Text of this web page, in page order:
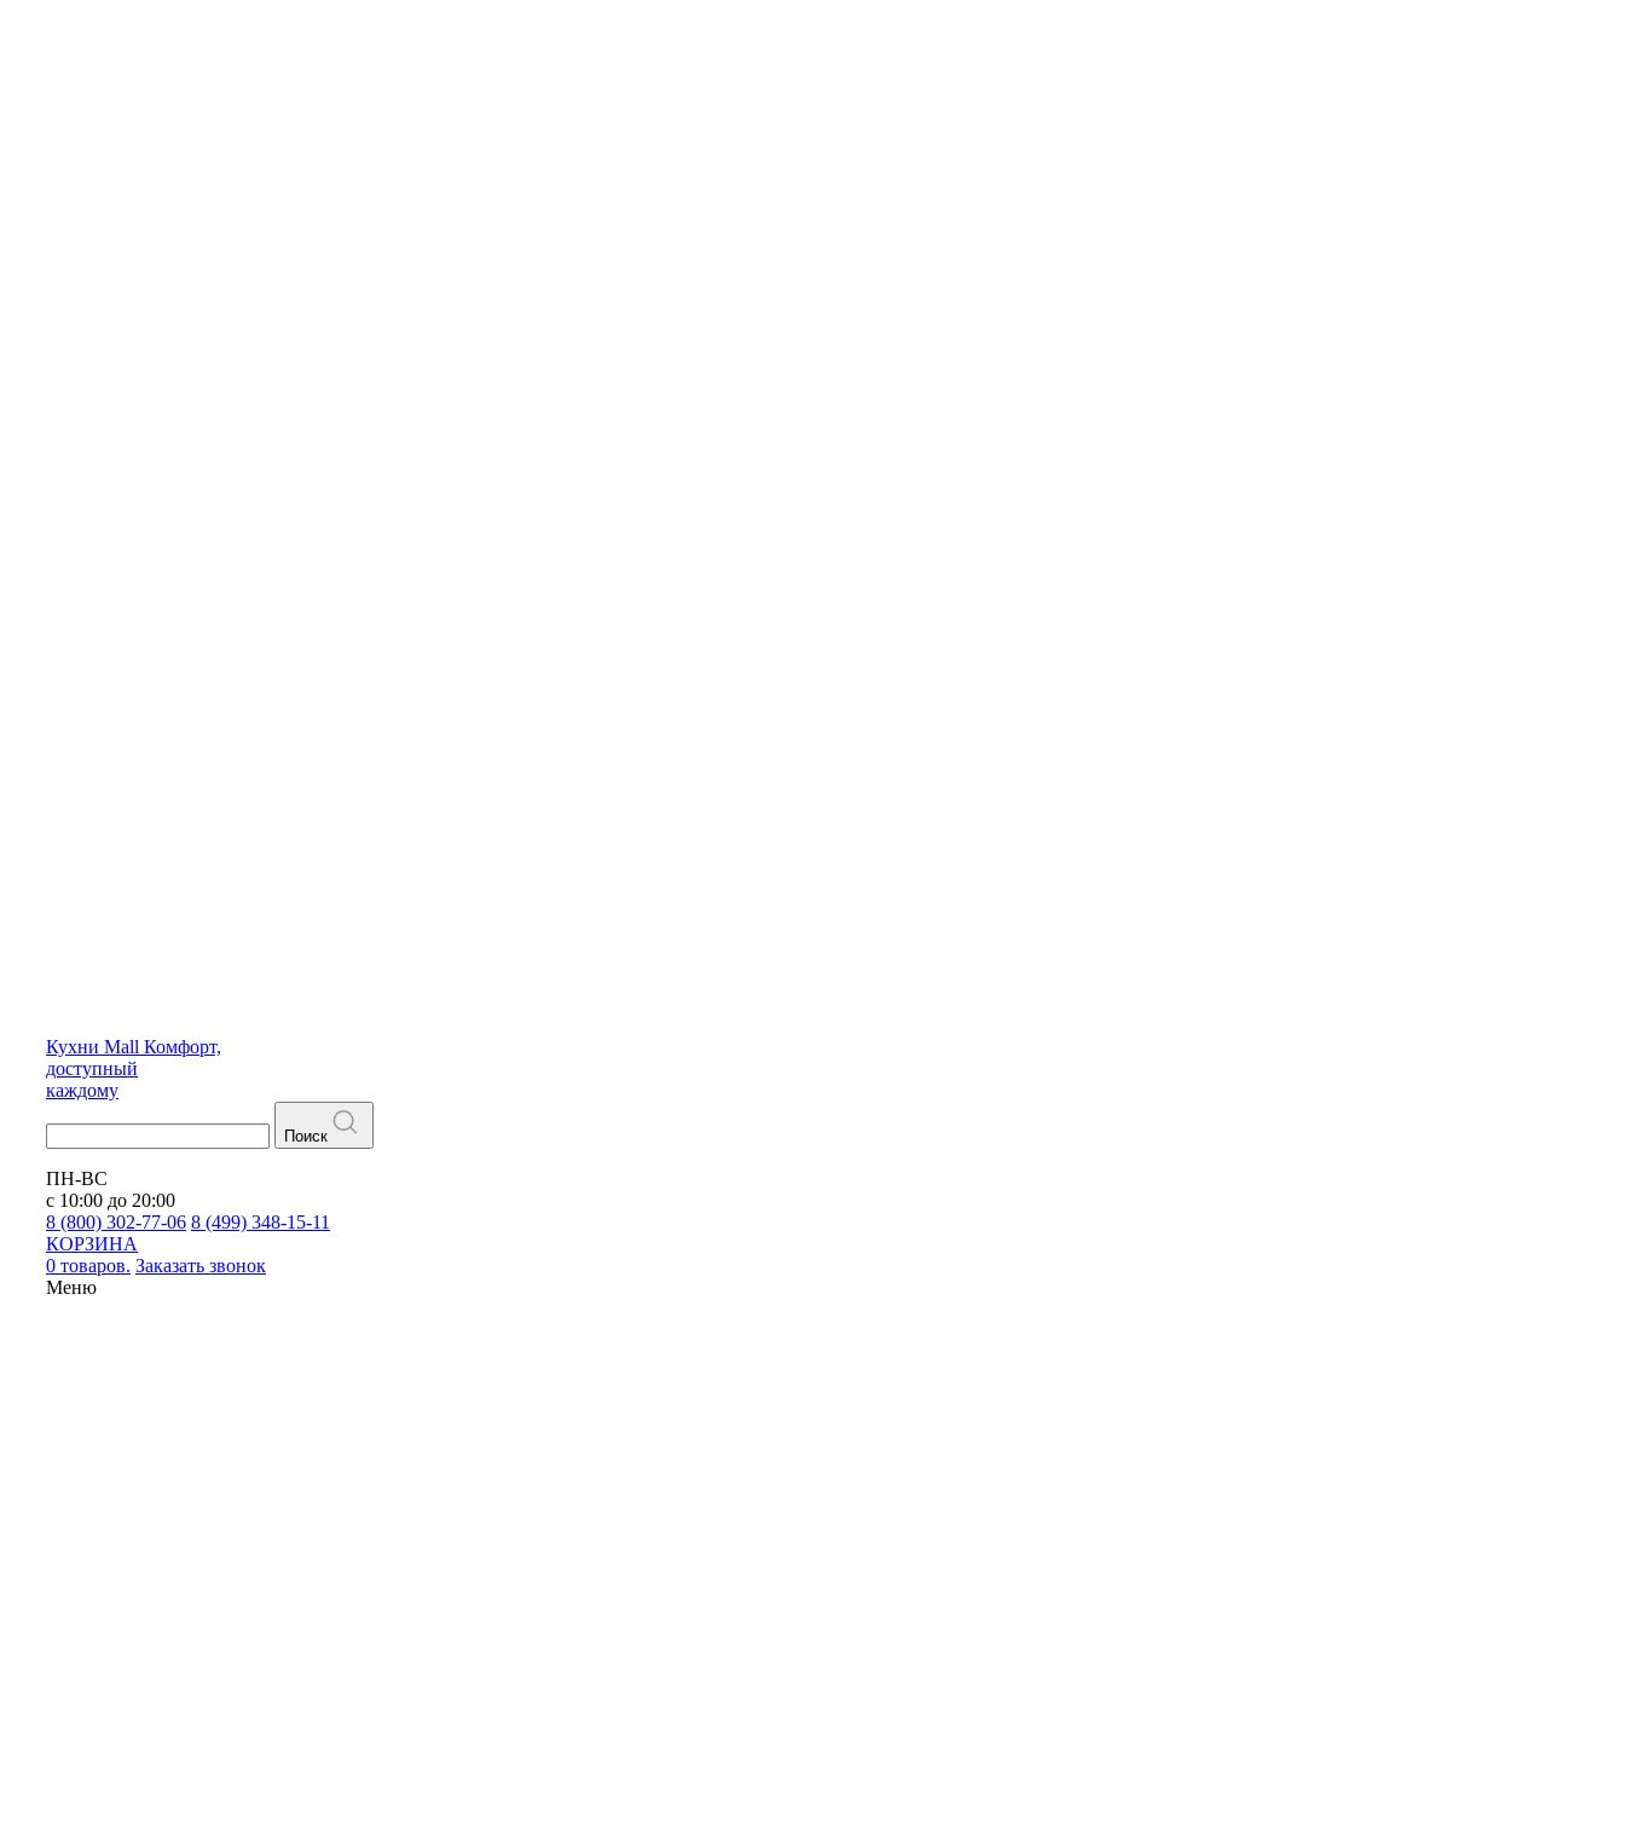
Кухни Mall Комфорт,
доступный
каждому
Поиск
ПН-ВС
с 10:00 до 20:00
8 (800) 302-77-06 8 (499) 348-15-11
КОРЗИНА
0 товаров. Заказать звонок
Меню